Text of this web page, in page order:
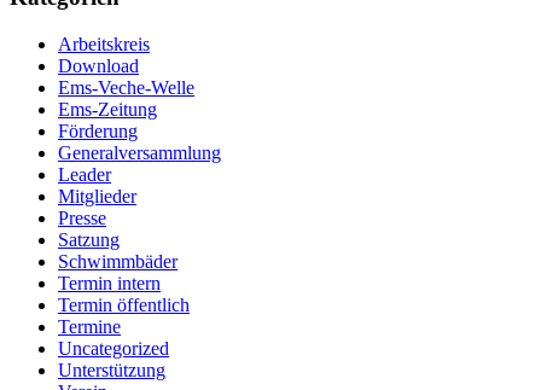
Arbeitskreis
Download
Ems-Veche-Welle
Ems-Zeitung
Förderung
Generalversammlung
Leader
Mitglieder
Presse
Satzung
Schwimmbäder
Termin intern
Termin öffentlich
Termine
Uncategorized
Unterstützung